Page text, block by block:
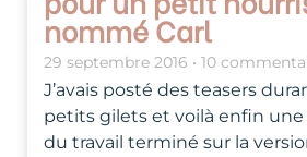
nommé Carl
29 septembre 2016 10
J’avais posté des teasers
petits gilets et voilà enfin
du travail terminé sur la